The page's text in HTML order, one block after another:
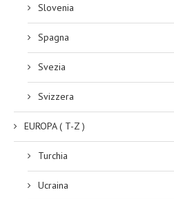
Slovenia
Spagna
Svezia
Svizzera
EUROPA ( T-Z )
Turchia
Ucraina